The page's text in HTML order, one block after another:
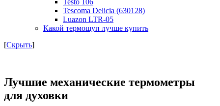
Tescoma Delicia (630128)
Luazon LTR-05
Какой термощуп лучше купить
[Скрыть]
Лучшие механические термометры
для духовки